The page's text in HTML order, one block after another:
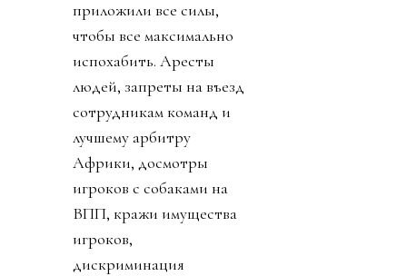
приложили все силы,
чтобы все максимально
испохабить. Аресты
людей, запреты на въезд
сотрудникам команд и
лучшему арбитру
Африки, досмотры
игроков с собаками на
ВПП, кражи имущества
игроков,
дискриминация